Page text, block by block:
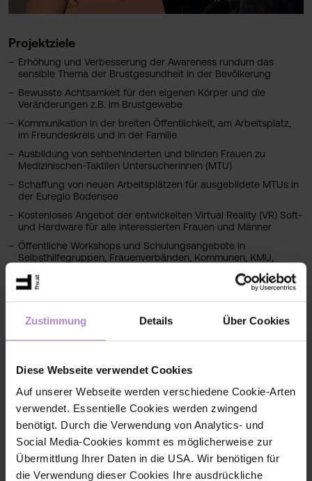
Zustimmung Details Über Cookies
Diese Webseite verwendet Cookies
Auf unserer Webseite werden verschiedene Cookie-Arten
verwendet. Essentielle Cookies werden zwingend
benötigt. Durch die Verwendung von Analytics- und
Social Media-Cookies kommt es möglicherweise zur
Übermittlung Ihrer Daten in die USA. Wir benötigen für
die Verwendung dieser Cookies Ihre ausdrückliche
Projektziele
Erhöhung und Verbesserung der Awareness rundum das
sensible Thema der Brustgesundheit in der Bevölkerung
Bewusste Achtsamkeit für den eigenen Körper und die
Veränderungen z.B. im Brustgewebe
Kommunikation in der breiten Öffentlichkeit, am Arbeitsplatz,
im Freundeskreis und in der Familie
Ausbildung von sehbehinderten und blinden Frauen zu
Medizinischen-Taktilen Untersucherinnen (MTU)
Schaffung von neuen Arbeitsplätzen für ausgebildete MTUs in
der Euregio Bodensee
Kostenloses Angebot der entwickelten Virtual Reality (VR) Soft-
und Hardware für alle interessierten Frauen und Männer
Öffentliche Workshops und Schulungsangebote in
Selbsthilfegruppen, Frauenverbänden, Kommunen, KMU,
Gewinnung von weiteren Unternehmen für die Durchführung
der Brusttastuntersuchungen und Anleitung zur
Selbstuntersuchung der Brust im Rahmen des betrieblichen
Gesundheitsmanagements
Vernetzung und Zusammenarbeit mit weiteren nationalen und
gesundheitsrelevanten Nonprofit-Organisationen (NGOs)
Etablierung des MammAware Projektes in weiteren
europäischen Ländern, über das Projektende hinaus
Fakten